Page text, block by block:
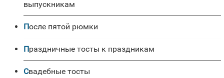
выпускникам
После пятой рюмки
Праздничные тосты к праздникам
Свадебные тосты